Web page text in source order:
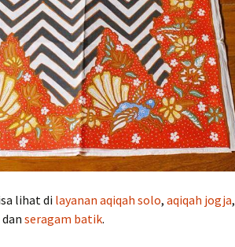
lihat di layanan aqiqah solo, aqiqah jogja,
dan seragam batik.